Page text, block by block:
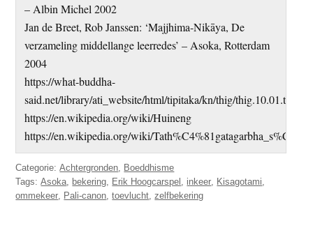
– Albin Michel 2002
Jan de Breet, Rob Janssen: ‘Majjhima-Nikāya, De
verzameling middellange leerredes’ – Asoka, Rotterdam
2004
https://what-buddha-
said.net/library/ati_website/html/tipitaka/kn/thig/
https://en.wikipedia.org/wiki/Huineng
https://en.wikipedia.org/wiki/
Categorie:Achtergronden, Boeddhisme
Tags:Asoka, bekering, Erik Hoogcarspel , inkeer, Kisagotami,
ommekeer, Pali-canon,toevlucht,zelfbekering